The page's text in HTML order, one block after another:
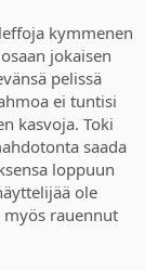
kymmenen
jokaisen
pelissä
ei tuntisi
kasvoja. Toki
saada
loppuun
ole
rauennut